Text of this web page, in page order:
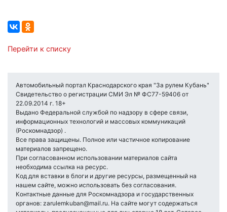
Перейти к списку
Автомобильный портал Краснодарского края "За рулем Кубань"
Свидетельство о регистрации СМИ Эл № ФС77-59406 от
22.09.2014 г. 18+
Выдано Федеральной службой по надзору в сфере связи,
информационных технологий и массовых коммуникаций
(Роскомнадзор) .
Все права защищены. Полное или частичное копирование
материалов запрещено.
При согласованном использовании материалов сайта
необходима ссылка на ресурс.
Код для вставки в блоги и другие ресурсы, размещенный на
нашем сайте, можно использовать без согласования.
Контактные данные для Роскомнадзора и государственных
органов: zarulemkuban@mail.ru. На сайте могут содержаться